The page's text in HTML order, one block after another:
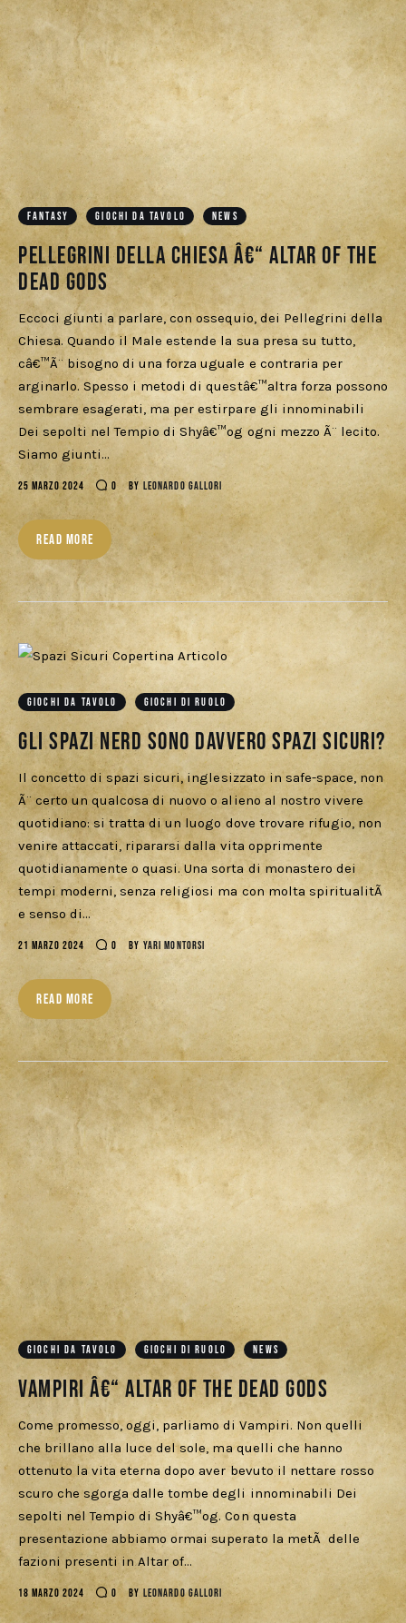
FANTASY GIOCHI DA TAVOLO NEWS
Pellegrini della Chiesa â€“ Altar of the
Dead Gods
Eccoci giunti a parlare, con ossequio, dei Pellegrini della
Chiesa. Quando il Male estende la sua presa su tutto,
câ€™Ã¨ bisogno di una forza uguale e contraria per
arginarlo. Spesso i metodi di questâ€™altra forza possono
sembrare esagerati, ma per estirpare gli innominabili
Dei sepolti nel Tempio di Shyâ€™og ogni mezzo Ã¨ lecito.
Siamo giunti…
25 MARZO 2024 0 BY LEONARDO GALLORI
READ MORE
GIOCHI DA TAVOLO GIOCHI DI RUOLO
Gli spazi nerd sono davvero spazi sicuri?
Il concetto di spazi sicuri, inglesizzato in safe-space, non
Ã¨ certo un qualcosa di nuovo o alieno al nostro vivere
quotidiano: si tratta di un luogo dove trovare rifugio, non
venire attaccati, ripararsi dalla vita opprimente
quotidianamente o quasi. Una sorta di monastero dei
tempi moderni, senza religiosi ma con molta spiritualitÃ
e senso di…
21 MARZO 2024 0 BY YARI MONTORSI
READ MORE
GIOCHI DA TAVOLO GIOCHI DI RUOLO NEWS
Vampiri â€“ Altar of the Dead Gods
Come promesso, oggi, parliamo di Vampiri. Non quelli
che brillano alla luce del sole, ma quelli che hanno
ottenuto la vita eterna dopo aver bevuto il nettare rosso
scuro che sgorga dalle tombe degli innominabili Dei
sepolti nel Tempio di Shyâ€™og. Con questa
presentazione abbiamo ormai superato la metÃ delle
fazioni presenti in Altar of…
18 MARZO 2024 0 BY LEONARDO GALLORI